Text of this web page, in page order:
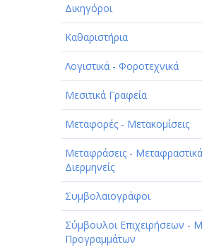
ΕΚΠΑΙΔΕΥΣΗ - ΣΧΟΛΕΣ
ΕΜΠΟΡΙΟ - ΕΜΠΟΡΙΚΑ
ΕΡΓΟΣΤΑΣΙΑ - ΒΙΟΜΗΧΑΝΙΕΣ
ΞΕΝΟΔΟΧΕΙΑ - ΤΟΥΡΙΣΜΟΣ
ΟΜΟΡΦΙΑ
ΠΑΡΟΧΗ ΥΠΗΡΕΣΙΩΝ
ΤΕΧΝΙΚΑ - ΚΑΤΑΣΚΕΥΑΣΤΙΚΑ
ΤΕΧΝΟΛΟΓΙΑ
ΥΓΕΙΑ - ΙΑΤΡΟΙ
Δικηγόροι
Καθαριστήρια
Λογιστικά - Φοροτεχνικά
Μεσιτικά Γραφεία
Μεταφορές - Μετακομίσεις
Μεταφράσεις -
Διερμηνείς
Συμβολαιογράφοι
Σύμβουλοι Επιχειρήσεων -
Προγραμμάτων